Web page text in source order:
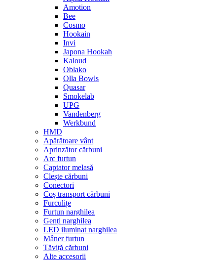
Amotion
Bee
Cosmo
Hookain
Invi
Japona Hookah
Kaloud
Oblako
Olla Bowls
Quasar
Smokelab
UPG
Vandenberg
Werkbund
HMD
Apărătoare vânt
Aprinzător cărbuni
Arc furtun
Captator melasă
Clește cărbuni
Conectori
Coș transport cărbuni
Furculițe
Furtun narghilea
Genți narghilea
LED iluminat narghilea
Mâner furtun
Tăviță cărbuni
Alte accesorii